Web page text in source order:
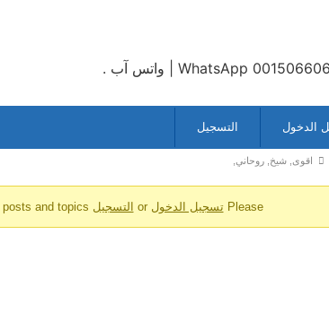
الدخول التسجيل
اقوى, شيخ, روحاني,
Please تسجيل الدخول or التسجيل